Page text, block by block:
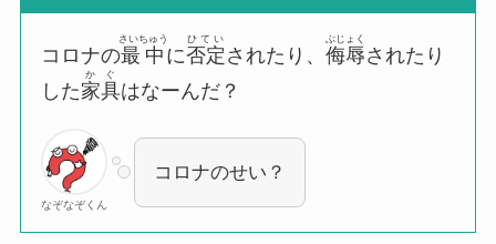
コロナの最中
さいちゅう
に否定
ひてい
されたり、 侮辱
ぶじょく
されたり
した家具
かぐ
はなーんだ？
なぞなぞくん
コロナのせい？